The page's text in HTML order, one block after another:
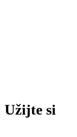
Užijte si